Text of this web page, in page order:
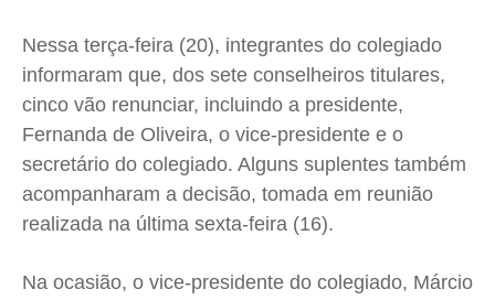
Nessa terça-feira (20), integrantes do colegiado
informaram que, dos sete conselheiros titulares,
cinco vão renunciar, incluindo a presidente,
Fernanda de Oliveira, o vice-presidente e o
secretário do colegiado. Alguns suplentes também
acompanharam a decisão, tomada em reunião
realizada na última sexta-feira (16).
Na ocasião, o vice-presidente do colegiado, Márcio